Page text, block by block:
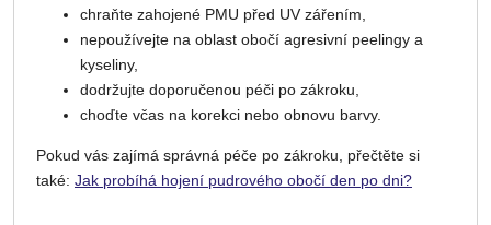
chraňte zahojené PMU před UV zářením,
nepoužívejte na oblast obočí agresivní peelingy a
kyseliny,
dodržujte doporučenou péči po zákroku,
choďte včas na korekci nebo obnovu barvy.
Pokud vás zajímá správná péče po zákroku, přečtěte si
také: Jak probíhá hojení pudrového obočí den po dni?